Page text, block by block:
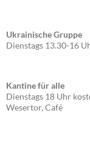
Ukrainische Gruppe
Dienstags 13.30-16
Kantine für alle
Dienstags 18 Uhr
Wesertor, Café